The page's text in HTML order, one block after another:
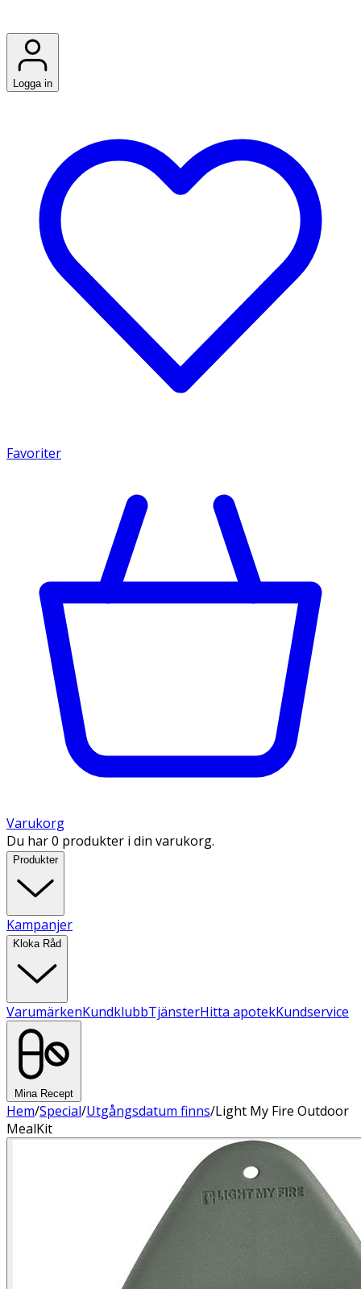
Logga in
Favoriter
Varukorg
Du har 0 produkter i din varukorg.
Produkter
Kampanjer
Kloka Råd
VarumärkenKundklubbTjänsterHitta apotekKundservice
Mina Recept
Hem/Special/Utgångsdatum finns/Light My Fire Outdoor
MealKit